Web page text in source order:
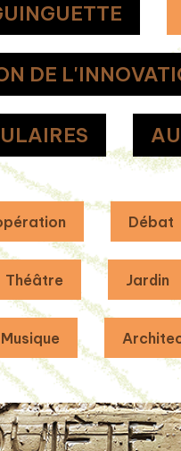
DE
Débat
Théâtre Jardin
Musique